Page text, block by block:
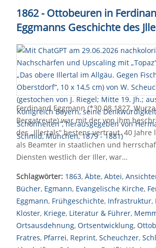
1862 - Ottobeuren in
Eggmanns Geschichte des
Ferdinand Eggmann (*30.08.1827,
Bergatreute) war mit der von ihm
des „Illertals“ bestens vertraut. 40
als Beamter in staatlichen und
Diensten westlich der Iller, war…
Schlagwörter: 1863, Äbte, Abtei,
Bücher, Egmann, Evangelische Kirche,
Eggmann, Frühgeschichte, Infrastruktur,
Kloster, Kriege, Literatur & Führer,
Ortsausdehnung, Ortsentwicklung,
Fratres, Pfarrei, Reprint, Scheuchzer,